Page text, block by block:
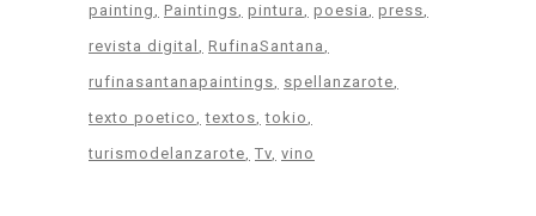
painting
Paintings pintura poesia
press
revista digital
RufinaSantana
rufinasantanapaintings
spellanzarote
texto poetico
textos tokio
turismodelanzarote Tv vino